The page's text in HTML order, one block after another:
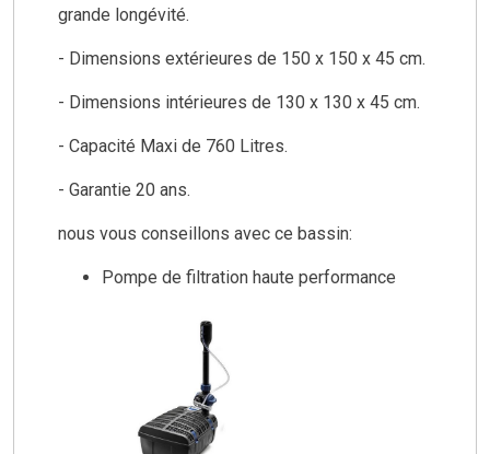
grande longévité.
- Dimensions extérieures de 150 x 150 x 45 cm.
- Dimensions intérieures de 130 x 130 x 45 cm.
- Capacité Maxi de 760 Litres.
- Garantie 20 ans.
nous vous conseillons avec ce bassin:
Pompe de filtration haute performance